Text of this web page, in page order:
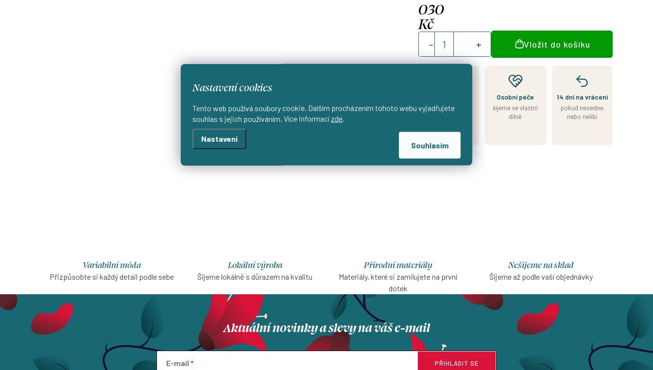
Nastavení cookies
Tento web používá soubory cookie. Dalším procházením tohoto webu vyjadřujete
souhlas s jejich používáním. Více informací zde.
Nastavení
Souhlasím
030
Kč
Měrná
cena:
Vložit do košíku
skladem
platby
Osobní péče
šijeme ve vlastní
dílně
14 dní na vrácení
pokud nesedne
nebo nelíbí
Variabilní móda
Přizpůsobte si každý detail podle sebe
Lokální výroba
Šijeme lokálně s důrazem na kvalitu
Přírodní materiály
Materiály, které si zamilujete na první
dotek
Nešijeme na sklad
Šijeme až podle vaší objednávky
Aktuální novinky a slevy na váš e-mail
E-mail PŘIHLÁSIT SE